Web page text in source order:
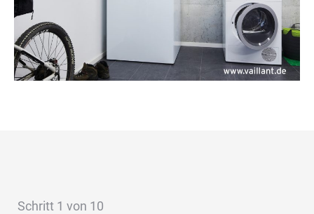
Schritt 1 von 10